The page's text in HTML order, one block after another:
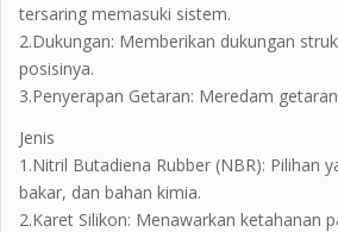
tersaring memasuki sistem.
2.Dukungan: Memberikan dukungan
posisinya.
3.Penyerapan Getaran: Meredam
Jenis
1.Nitril Butadiena Rubber (NBR): Pilihan
bakar, dan bahan kimia.
2.Karet Silikon: Menawarkan ketahanan